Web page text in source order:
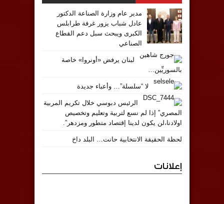
مدير عام وزارة الصناعة الدكتور
عادل شباب يزور غرفة طرابلس
الكبرى ويبحث سبل دعم القطاع
الصناعي
لبنان يرفض «أونروا» خاصة
بالسوريِّين…
لا “سلسلة”… وأعباء جديدة
الرئيس دبوسي خلال تكريم المربية
المصري” إذا لم نسع لتربية وتعليم وتخصيص
اولادنا،لن يكون لدينا إقتصاد متطور ومزدهر”.
لحظة الحقيقة الانتخابية حانت… البلد داخ
إعلانات